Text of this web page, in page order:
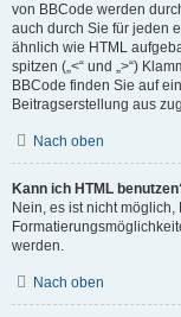
von BBCode werden
auch durch Sie für jeden
ähnlich wie HTML
spitzen („<“ und „>“)
BBCode finden Sie auf
Beitragserstellung aus
Nach oben
Kann ich HTML
Nein, es ist nicht
werden.
Nach oben